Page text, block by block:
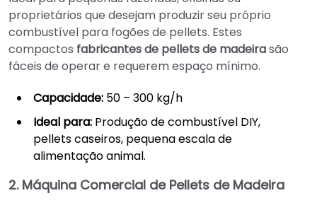
proprietários que desejam produzir seu próprio
combustível para fogões de pellets. Estes
compactos fabricantes de pellets de madeirasão
fáceis de operar e requerem espaço mínimo.
Capacidade: 50 – 300 kg/h
Ideal para: Produção de combustível DIY,
pellets caseiros, pequena escala de
alimentação animal.
2. Máquina Comercial de Pellets de Madeira